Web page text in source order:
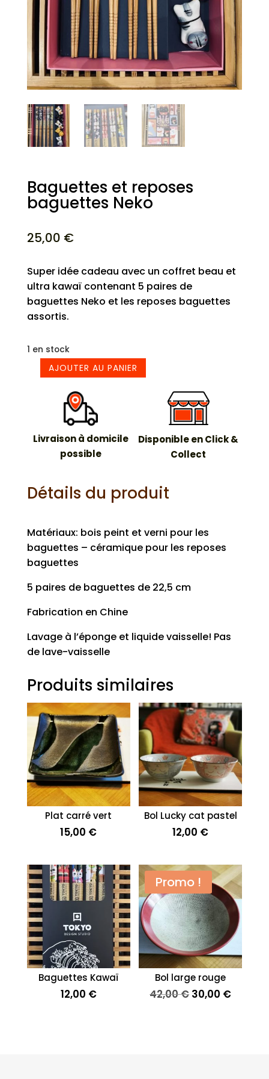
Baguettes et reposes
baguettes Neko
25,00 €
Super idée cadeau avec un coffret beau et
ultra kawaï contenant 5 paires de
baguettes Neko et les reposes baguettes
assortis.
1 en stock
quantité
Baguettes
reposes
baguettes
AJOUTER AU PANIER
Livraison à domicile
possible
Disponible en Click &
Collect
Détails du produit
Matériaux: bois peint et verni pour les
baguettes – céramique pour les reposes
baguettes
5 paires de baguettes de 22,5 cm
Fabrication en Chine
Lavage à l’éponge et liquide vaisselle! Pas
de lave-vaisselle
Produits similaires
Plat carré vert
15,00 €
Bol Lucky cat pastel
12,00 €
Baguettes Kawaï
12,00 €
Promo !
Bol large rouge
42,00€ Le
30,00 €Le